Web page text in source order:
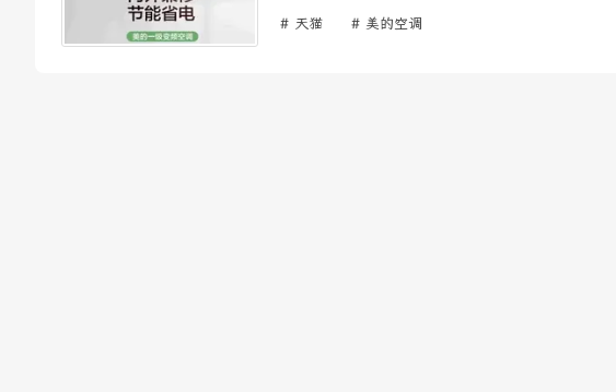
# 天猫 # 美的空调